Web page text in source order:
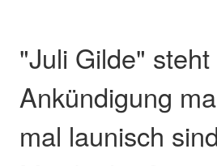
"Juli Gilde"
Ankündigung
mal launisch